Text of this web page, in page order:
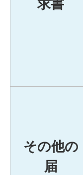
求書
その他の
届